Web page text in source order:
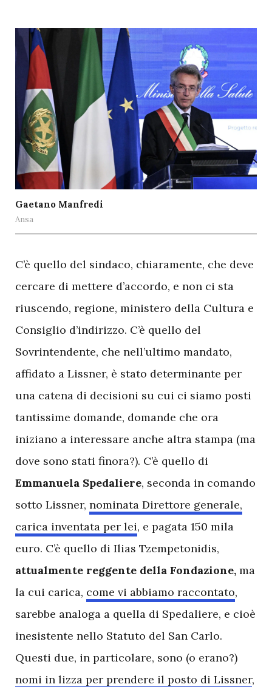
Gaetano Manfredi
Ansa
C’è quello del sindaco, chiaramente, che deve
cercare di mettere d’accordo, e non ci sta
riuscendo, regione, ministero della Cultura e
Consiglio d’indirizzo. C’è quello del
Sovrintendente, che nell’ultimo mandato,
affidato a Lissner, è stato determinante per
una catena di decisioni su cui ci siamo posti
tantissime domande, domande che ora
iniziano a interessare anche altra stampa (ma
dove sono stati finora?). C’è quello di
Emmanuela Spedaliere, seconda in comando
sotto Lissner, nominata Direttore generale,
carica inventata per lei, e pagata 150 mila
euro. C’è quello di Ilias Tzempetonidis,
attualmente reggente della Fondazione, ma
la cui carica, come vi abbiamo raccontato,
sarebbe analoga a quella di Spedaliere, e cioè
inesistente nello Statuto del San Carlo.
Questi due, in particolare, sono (o erano?)
nomi in lizza per prendere il posto di Lissner,